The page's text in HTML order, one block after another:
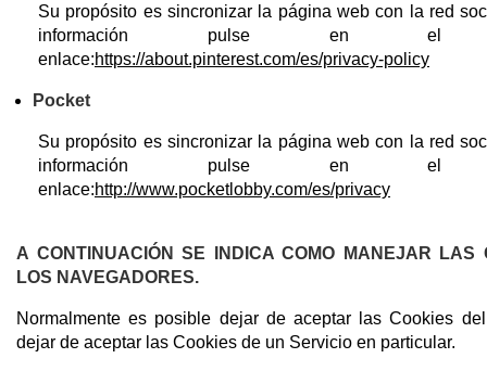
Su propósito es sincronizar la página web con la red
información pulse en el
enlace:https://about.pinterest.com/es/privacy-policy
Pocket
Su propósito es sincronizar la página web con la red
información pulse en el
enlace:http://www.pocketlobby.com/es/privacy
A CONTINUACIÓN SE INDICA COMO MANEJAR LAS
LOS NAVEGADORES.
Normalmente es posible dejar de aceptar las Cookies
dejar de aceptar las Cookies de un Servicio en particular.